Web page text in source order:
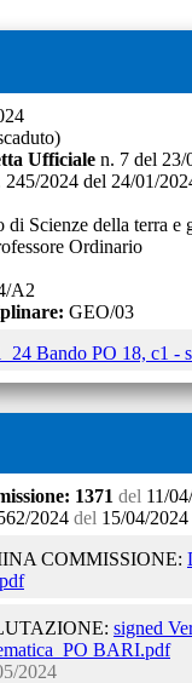
Ufficiale n. 7 del 23/
245/2024 del 24/01/
di Scienze della terra e
Ordinario
A2
GEO/03
Bando PO 18, c1 -
1371 del 11/
2024 del 15/04/2024
COMMISSIONE:
signed
BARI.pdf
2024